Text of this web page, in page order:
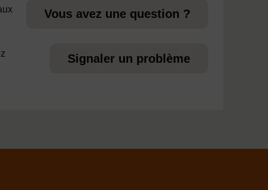
Vous avez une question ?
Signaler un problème